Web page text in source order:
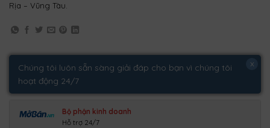
Chúng tôi luôn sẵn sàng giải đáp cho bạn vì chúng tôi
hoạt động 24/7
x
Bộ phận kinh doanh
Hỗ trợ 24/7
Rịa – Vũng Tàu.